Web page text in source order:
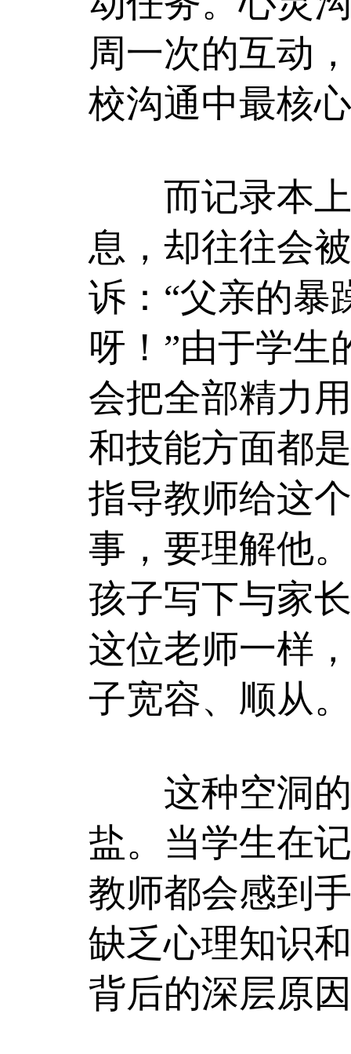
周一次的互动
校沟通中最核
而记录本上
息，却往往会
诉：“父亲的暴
呀！”由于学生
会把全部精力
和技能方面都
指导教师给这
事，要理解他
孩子写下与家
这位老师一样
子宽容、顺从。
这种空洞的
盐。当学生在
教师都会感到
缺乏心理知识
背后的深层原